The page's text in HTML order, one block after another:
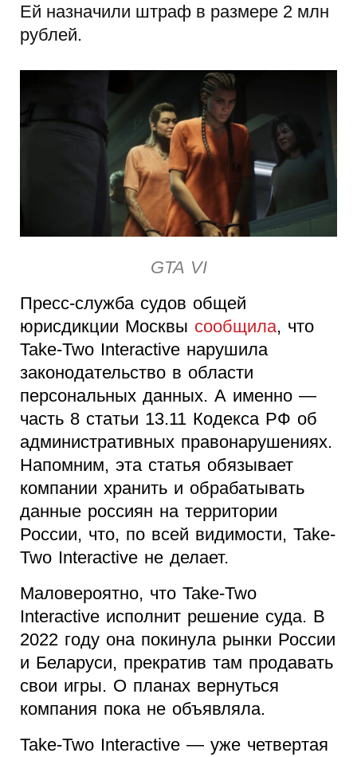
Ей назначили штраф в размере 2 млн
рублей.
GTA VI
Пресс-служба судов общей
юрисдикции Москвы сообщила, что
Take-Two Interactive нарушила
законодательство в области
персональных данных. А именно —
часть 8 статьи 13.11 Кодекса РФ об
административных правонарушениях.
Напомним, эта статья обязывает
компании хранить и обрабатывать
данные россиян на территории
России, что, по всей видимости, Take-
Two Interactive не делает.
Маловероятно, что Take-Two
Interactive исполнит решение суда. В
2022 году она покинула рынки России
и Беларуси, прекратив там продавать
свои игры. О планах вернуться
компания пока не объявляла.
Take-Two Interactive — уже четвертая